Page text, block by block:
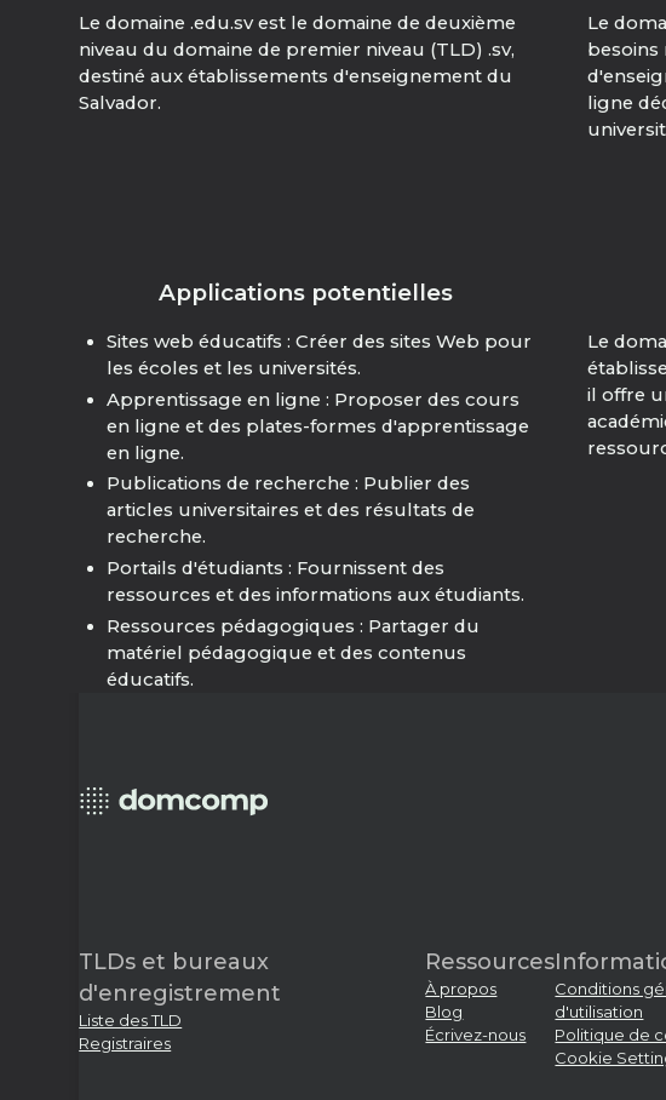
Le domaine .edu.sv est le domaine de deuxième
niveau du domaine de premier niveau (TLD) .sv,
destiné aux établissements d'enseignement du
Salvador.
Le
besoins
ligne
Applications potentielles
Sites web éducatifs : Créer des sites Web pour
les écoles et les universités.
Apprentissage en ligne : Proposer des cours
en ligne et des plates-formes d'apprentissage
en ligne.
Publications de recherche : Publier des
articles universitaires et des résultats de
recherche.
Portails d'étudiants : Fournissent des
ressources et des informations aux étudiants.
Ressources pédagogiques : Partager du
matériel pédagogique et des contenus
éducatifs.
Le
il offre
TLDs et bureaux
d'enregistrement
Liste des TLD
Registraires
Ressources
À propos
Blog
Écrivez-nous
Conditions
d'utilisation
Politique de
Cookie